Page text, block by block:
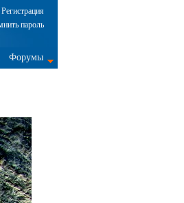
Регистрация
пароль
Форумы